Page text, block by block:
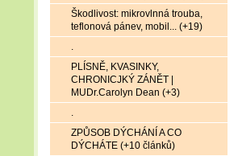
Škodlivost: mikrovlnná trouba,
teflonová pánev, mobil... (+19)
.
PLÍSNĚ, KVASINKY,
CHRONICJKÝ ZÁNĚT |
MUDr.Carolyn Dean (+3)
.
ZPŮSOB DÝCHÁNÍ A CO
DÝCHÁTE (+10 článků)